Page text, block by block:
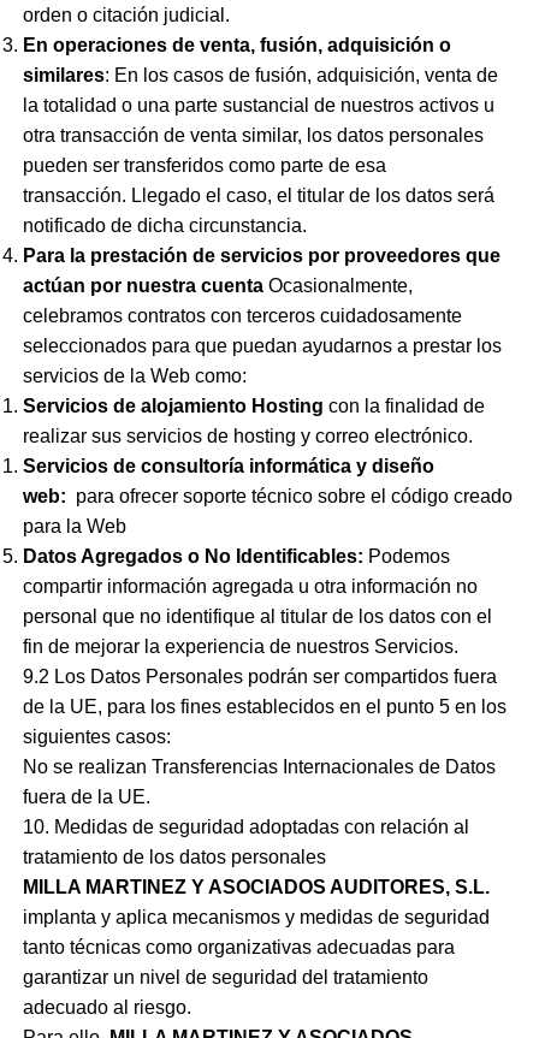
orden o citación judicial.
En operaciones de venta, fusión, adquisición o
similares: En los casos de fusión, adquisición, venta de
la totalidad o una parte sustancial de nuestros activos u
otra transacción de venta similar, los datos personales
pueden ser transferidos como parte de esa
transacción. Llegado el caso, el titular de los datos será
notificado de dicha circunstancia.
Para la prestación de servicios por proveedores que
actúan por nuestra cuenta Ocasionalmente,
celebramos contratos con terceros cuidadosamente
seleccionados para que puedan ayudarnos a prestar los
servicios de la Web como:
Servicios de alojamiento Hosting con la finalidad de
realizar sus servicios de hosting y correo electrónico.
Servicios de consultoría informática y diseño
web: para ofrecer soporte técnico sobre el código creado
para la Web
Datos Agregados o No Identificables: Podemos
compartir información agregada u otra información no
personal que no identifique al titular de los datos con el
fin de mejorar la experiencia de nuestros Servicios.
9.2 Los Datos Personales podrán ser compartidos fuera
de la UE, para los fines establecidos en el punto 5 en los
siguientes casos:
No se realizan Transferencias Internacionales de Datos
fuera de la UE.
10. Medidas de seguridad adoptadas con relación al
tratamiento de los datos personales
MILLA MARTINEZ Y ASOCIADOS AUDITORES, S.L.
implanta y aplica mecanismos y medidas de seguridad
tanto técnicas como organizativas adecuadas para
garantizar un nivel de seguridad del tratamiento
adecuado al riesgo.